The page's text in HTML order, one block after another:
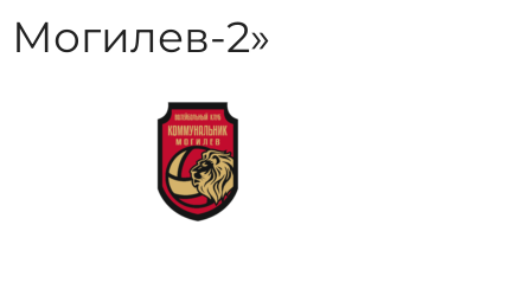
Могилев-2»